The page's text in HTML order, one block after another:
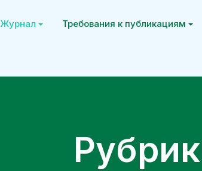
Журнал Требования к публикациям